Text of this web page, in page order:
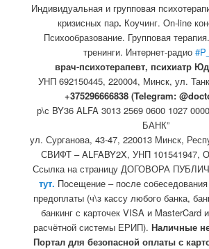
Индивидуальная и групповая
кризисных пар. Коучинг. On-line
Психообразование. Групповая
тренинги. Интернет-радио
врач-психотерапевт, психиатр
УНП 692150445, 220004, Минск, ул.
+375296666838 (Telegram:
р\с BY36 ALFA 3013 2569 0600 1027
БАНК”
ул. Сурганова, 43-47, 220013 Минск,
СВИФТ – ALFABY2X, УНП 101541947,
Ссылка на страницу ДОГОВОРА
тут. Посещение – после
предоплаты (ч\з кассу любого банка,
банкинг с карточек VISA и
расчётной системы ЕРИП). Наличные
Портал для безопасной оплаты с